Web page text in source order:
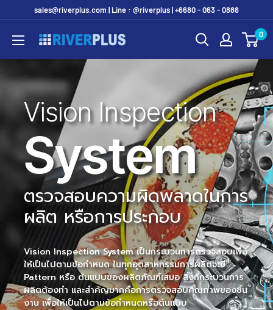
content
sales@riverplus.com | Line : @riverplus | +6680 - 063 - 0888
Riverplus 0
Vision Inspection
System
ตรวจสอบความผิดพลาดในการ
ผลิต หรือการประกอบ
Vision InspectionSystemเป็นกระบวนการตรวจสอบเพื่อ
ให้เป็นไปตามข้อกำหนด ในทุกอุตสาหกรรมการผลิตจะมี
Pattern หรือ ต้นแบบของผลิตภัณฑ์เสมอ สิ่งที่กระบวนการ
ผลิตต้องทำ และสำคัญมากคือการตรวจสอบคุณภาพของชิ้น
งาน เพื่อให้เป็นไปตามข้อกำหนดหรือต้นแบบ